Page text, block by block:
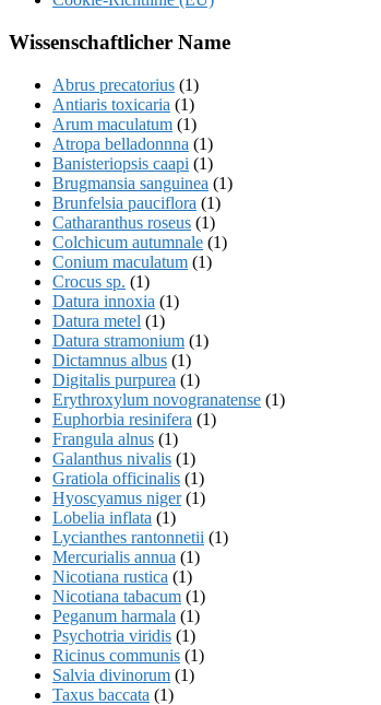
Wissenschaftlicher Name
Abrus precatorius (1)
Antiaris toxicaria (1)
Arum maculatum (1)
Atropa belladonnna (1)
Banisteriopsis caapi (1)
Brugmansia sanguinea (1)
Brunfelsia pauciflora (1)
Catharanthus roseus (1)
Colchicum autumnale (1)
Conium maculatum (1)
Crocus sp. (1)
Datura innoxia (1)
Datura metel (1)
Datura stramonium (1)
Dictamnus albus (1)
Digitalis purpurea (1)
Erythroxylum novogranatense (1)
Euphorbia resinifera (1)
Frangula alnus (1)
Galanthus nivalis (1)
Gratiola officinalis (1)
Hyoscyamus niger(1)
Lobelia inflata (1)
Lycianthes rantonnetii (1)
Mercurialis annua (1)
Nicotiana rustica (1)
Nicotiana tabacum (1)
Peganum harmala (1)
Psychotria viridis (1)
Ricinus communis (1)
Salvia divinorum (1)
Taxus baccata (1)